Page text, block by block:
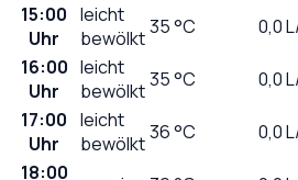
15:00
Uhr
leicht
bewölkt35°C 0,0
16:00
Uhr
leicht
bewölkt35°C 0,0
17:00
Uhr
leicht
bewölkt36°C 0,0
18:00